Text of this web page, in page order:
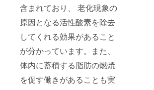
含まれており、 老化現象の
原因となる活性酸素を除去
してくれる効果があること
が分かっています。また、
体内に蓄積する脂肪の燃焼
を促す働きがあることも実